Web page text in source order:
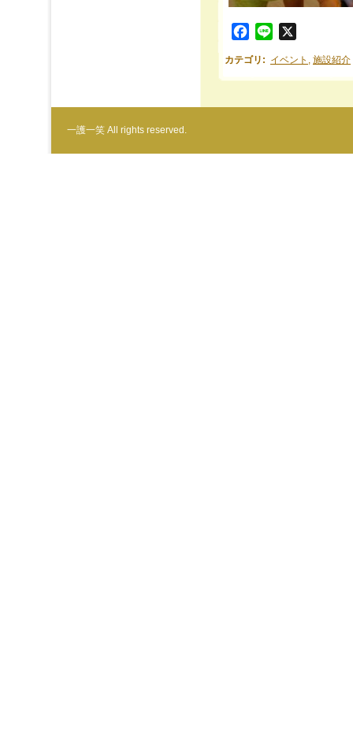
Facebook
Line
カテゴリ : イベント , 施設紹介
一護一笑 All rights reserved.